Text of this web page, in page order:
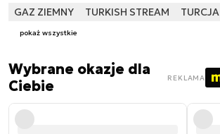
GAZ ZIEMNY TURKISH STREAM TURCJA
pokaż wszystkie
Wybrane okazje dla
Ciebie
REKLAMA